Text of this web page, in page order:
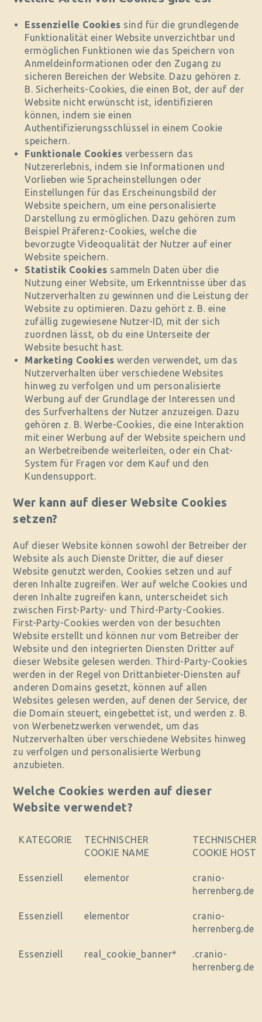
Essenzielle Cookies sind für die grundlegende
Funktionalität einer Website unverzichtbar und
ermöglichen Funktionen wie das Speichern von
Anmeldeinformationen oder den Zugang zu
sicheren Bereichen der Website. Dazu gehören z.
B. Sicherheits-Cookies, die einen Bot, der auf der
Website nicht erwünscht ist, identifizieren
können, indem sie einen
Authentifizierungsschlüssel in einem Cookie
speichern.
Funktionale Cookies verbessern das
Nutzererlebnis, indem sie Informationen und
Vorlieben wie Spracheinstellungen oder
Einstellungen für das Erscheinungsbild der
Website speichern, um eine personalisierte
Darstellung zu ermöglichen. Dazu gehören zum
Beispiel Präferenz-Cookies, welche die
bevorzugte Videoqualität der Nutzer auf einer
Website speichern.
Statistik Cookies sammeln Daten über die
Nutzung einer Website, um Erkenntnisse über das
Nutzerverhalten zu gewinnen und die Leistung der
Website zu optimieren. Dazu gehört z. B. eine
zufällig zugewiesene Nutzer-ID, mit der sich
zuordnen lässt, ob du eine Unterseite der
Website besucht hast.
Marketing Cookies werden verwendet, um das
Nutzerverhalten über verschiedene Websites
hinweg zu verfolgen und um personalisierte
Werbung auf der Grundlage der Interessen und
des Surfverhaltens der Nutzer anzuzeigen. Dazu
gehören z. B. Werbe-Cookies, die eine Interaktion
mit einer Werbung auf der Website speichern und
an Werbetreibende weiterleiten, oder ein Chat-
System für Fragen vor dem Kauf und den
Kundensupport.
Wer kann auf dieser Website Cookies
setzen?
Auf dieser Website können sowohl der Betreiber der
Website als auch Dienste Dritter, die auf dieser
Website genutzt werden, Cookies setzen und auf
deren Inhalte zugreifen. Wer auf welche Cookies und
deren Inhalte zugreifen kann, unterscheidet sich
zwischen First-Party- und Third-Party-Cookies.
First-Party-Cookies werden von der besuchten
Website erstellt und können nur vom Betreiber der
Website und den integrierten Diensten Dritter auf
dieser Website gelesen werden. Third-Party-Cookies
werden in der Regel von Drittanbieter-Diensten auf
anderen Domains gesetzt, können auf allen
Websites gelesen werden, auf denen der Service, der
die Domain steuert, eingebettet ist, und werden z. B.
von Werbenetzwerken verwendet, um das
Nutzerverhalten über verschiedene Websites hinweg
zu verfolgen und personalisierte Werbung
anzubieten.
Welche Cookies werden auf dieser
Website verwendet?
KATEGORIE
TECHNISCHER
COOKIE NAME
TECHNISCHER
COOKIE HOST
Essenziell elementor
cranio-
herrenberg.de
Essenziell elementor
cranio-
herrenberg.de
Essenziell real_cookie_banner*
.cranio-
herrenberg.de